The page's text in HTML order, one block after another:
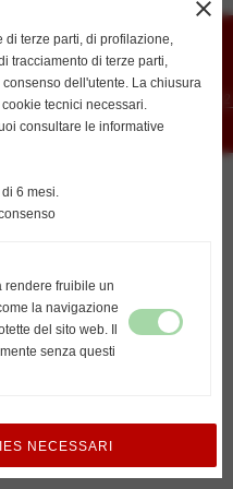
45026 - Lendinara (Ro)
della Pace
- Orlando Alberto 3488502172
siti web www.sitoper.it
close
di terze parti, di profilazione,
tracciamento di terze parti,
dell'utente. La chiusura
tecnici necessari.
consultare le informative
di 6 mesi.
rendere fruibile un
la navigazione
del sito web. Il
senza questi
NECESSARI